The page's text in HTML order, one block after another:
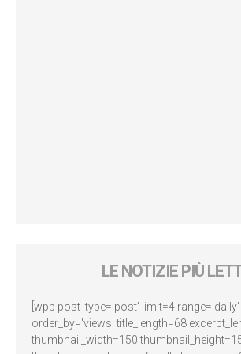
LE NOTIZIE PIÙ
[wpp post_type='post' limit=4 range='daily'
order_by='views' title_length=68
thumbnail_width=150